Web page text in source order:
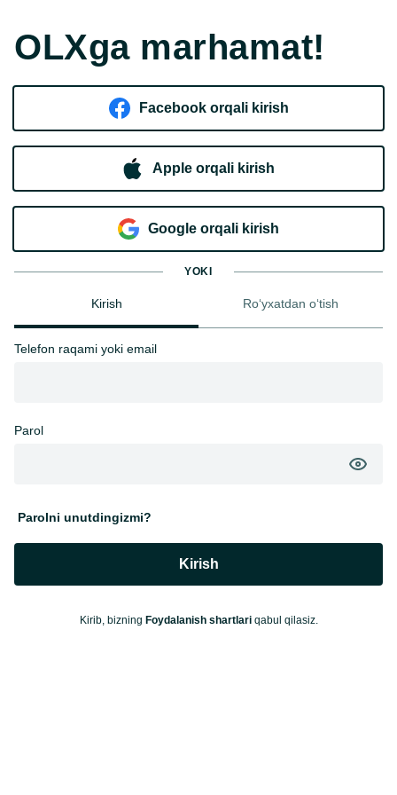
OLXga marhamat!
Facebook orqali kirish​
Apple orqali kirish
Goo​g​le orqali kirish
YOKI
Kirish Ro‘yxatdan o‘tish
Telefon raqami yoki email
Parol
Parolni unutdingizmi?
Kirish
Kirib, bizning Foydalanish shartlariqabul qilasiz.